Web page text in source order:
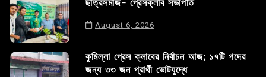
ছাত্রসমাজ- প্রেসক্লাব সভাপতি
August 6, 2026
কুমিল্লা প্রেস ক্লাবের নির্বাচন আজ; ১৭টি পদের
জন্য ৩৩ জন প্রার্থী ভোটযুদ্ধে